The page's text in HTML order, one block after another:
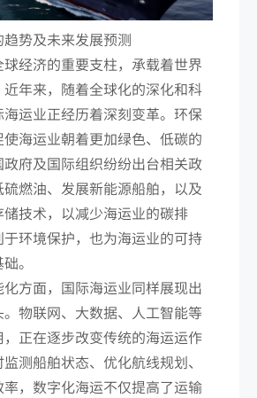
势及未来发展预测
经济的重要支柱，承载着世界
年来，随着全球化的深化和科
运业正经历着深刻变革。环保
海运业朝着更加绿色、低碳的
府及国际组织纷纷出台相关政
燃油、发展新能源船舶，以及
技术，以减少海运业的碳排
环境保护，也为海运业的可持
。
方面，国际海运业同样展现出
物联网、大数据、人工智能等
正在逐步改变传统的海运运作
测船舶状态、优化航线规划、
，数字化海运不仅提高了运输